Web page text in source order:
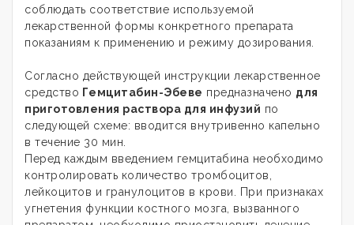
соблюдать соответствие используемой
лекарственной формы конкретного препарата
показаниям к применению и режиму дозирования.
Согласно действующей инструкции лекарственное
средство Гемцитабин-Эбеве предназначено для
приготовления раствора для инфузий по
следующей схеме: вводится внутривенно капельно
в течение 30 мин.
Перед каждым введением гемцитабина необходимо
контролировать количество тромбоцитов,
лейкоцитов и гранулоцитов в крови. При признаках
угнетения функции костного мозга, вызванного